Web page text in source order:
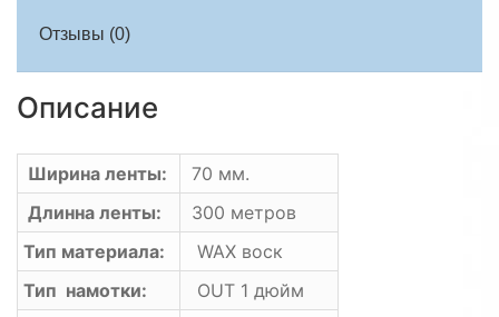
Отзывы (0)
Описание
Ширина ленты:
70 мм.
Длинна ленты:
300 метров
Тип материала:
WAX воск
Тип намотки:
OUT 1 дюйм